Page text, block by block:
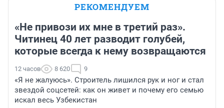
РЕКОМЕНДУЕМ
«Не привози их мне в третий раз».
Читинец 40 лет разводит голубей,
которые всегда к нему возвращаются
12 часов 8 620 9
«Я не жалуюсь». Строитель лишился рук и ног и стал
звездой соцсетей: как он живет и почему его семью
искал весь Узбекистан